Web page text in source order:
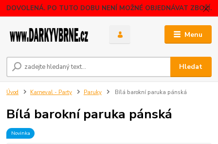
DOVOLENÁ. PO TUTO DOBU NENÍ MOŽNÉ OBJEDNÁVAT ZBOŽÍ.
Menu
Hledat
Úvod Karneval - Party Paruky Bílá barokní paruka pánská
Bílá barokní paruka pánská
Novinka